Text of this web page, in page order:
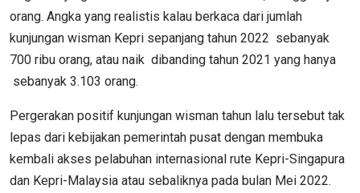
orang. Angka yang realistis kalau berkaca dari jumlah
kunjungan wisman Kepri sepanjang tahun 2022 sebanyak
700 ribu orang, atau naik dibanding tahun 2021 yang hanya
sebanyak 3.103 orang.
Pergerakan positif kunjungan wisman tahun lalu tersebut tak
lepas dari kebijakan pemerintah pusat dengan membuka
kembali akses pelabuhan internasional rute Kepri-Singapura
dan Kepri-Malaysia atau sebaliknya pada bulan Mei 2022.